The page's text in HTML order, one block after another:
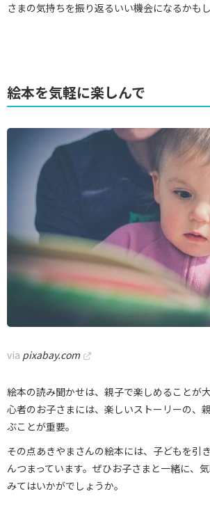
さまの気持ちを振り返るいい機会になるかもし
絵本を気軽に楽しんで
via pixabay.com
絵本の読み聞かせは、親子で楽しめることが
心者のお子さまには、楽しいストーリーの、
ぶことが重要。
その点あきやまさんの絵本には、子どもを引
んつまっています。ぜひお子さまと一緒に、
みてはいかがでしょうか。